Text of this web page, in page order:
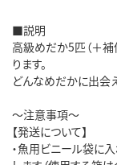
■説明
高級めだか5匹（＋補
ります。
どんなめだかに出会
～注意事項～
【発送について】
・魚用ビニール袋に